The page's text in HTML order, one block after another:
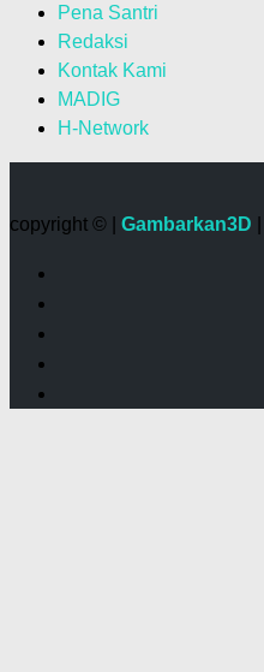
Pena Santri
Redaksi
Kontak Kami
MADIG
H-Network
copyright © | Gambarkan3D